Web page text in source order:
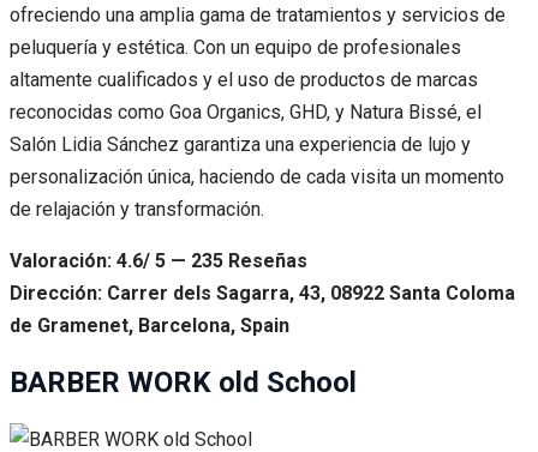
ofreciendo una amplia gama de tratamientos y servicios de
peluquería y estética. Con un equipo de profesionales
altamente cualificados y el uso de productos de marcas
reconocidas como Goa Organics, GHD, y Natura Bissé, el
Salón Lidia Sánchez garantiza una experiencia de lujo y
personalización única, haciendo de cada visita un momento
de relajación y transformación.
Valoración: 4.6/ 5 — 235 Reseñas
Dirección: Carrer dels Sagarra, 43, 08922 Santa Coloma
de Gramenet, Barcelona, Spain
BARBER WORK old School